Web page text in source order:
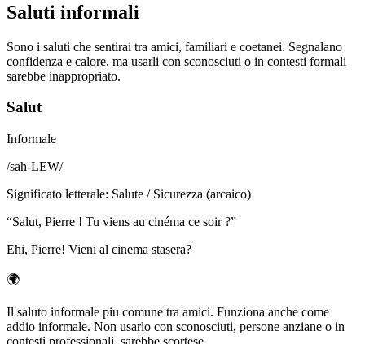
Saluti informali
Sono i saluti che sentirai tra amici, familiari e coetanei. Segnalano
confidenza e calore, ma usarli con sconosciuti o in contesti formali
sarebbe inappropriato.
Salut
Informale
/sah-LEW/
Significato letterale: Salute / Sicurezza (arcaico)
“Salut, Pierre ! Tu viens au cinéma ce soir ?”
Ehi, Pierre! Vieni al cinema stasera?
🌍
Il saluto informale piu comune tra amici. Funziona anche come
addio informale. Non usarlo con sconosciuti, persone anziane o in